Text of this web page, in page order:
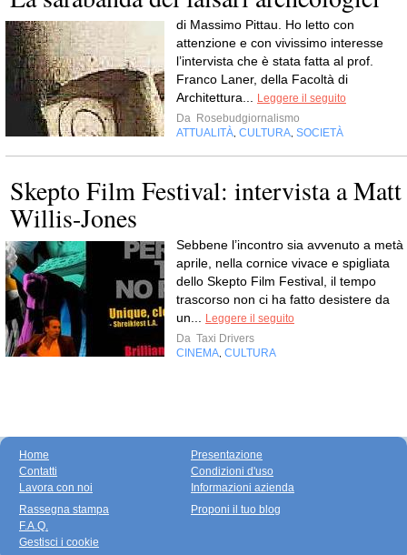
di Massimo Pittau. Ho letto con
attenzione e con vivissimo interesse
l’intervista che è stata fatta al prof.
Franco Laner, della Facoltà di
Architettura...
Leggere il seguito
Da Rosebudgiornalismo
ATTUALITÀ CULTURA SOCIETÀ
Skepto Film Festival: intervista a Matt
Willis-Jones
Sebbene l’incontro sia avvenuto a metà
aprile, nella cornice vivace e spigliata
dello Skepto Film Festival, il tempo
trascorso non ci ha fatto desistere da
un...
Leggere il seguito
Da Taxi Drivers
CINEMA CULTURA
Home
Contatti
Lavora con noi
Presentazione
Condizioni d'uso
Informazioni azienda
Rassegna stampa
F.A.Q.
Gestisci i cookie
Proponi il tuo blog